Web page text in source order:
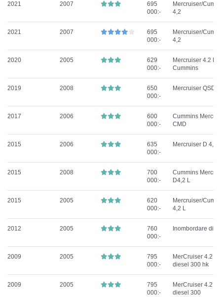
2021 2007
695
000:-
Mercruiser/
4,2
2021 2007
695
000:-
Mercruiser/
4,2
2020 2005
629
000:-
Mercruiser 4.2 L
Cummins
2019 2008
650
000:-
Mercruiser QSD
2017 2006
600
000:-
Cummins
CMD
2015 2006
635
000:-
Mercruiser D 4,2
2015 2008
700
000:-
Cummins
D4,2 L
2015 2005
620
000:-
Mercruiser/
4,2 L
2012 2005
760
000:-
Inombordare
2009 2005
795
000:-
MerCruiser 4.2
diesel 300 hk
2009 2005
795
000:-
MerCruiser 4.2
diesel 300